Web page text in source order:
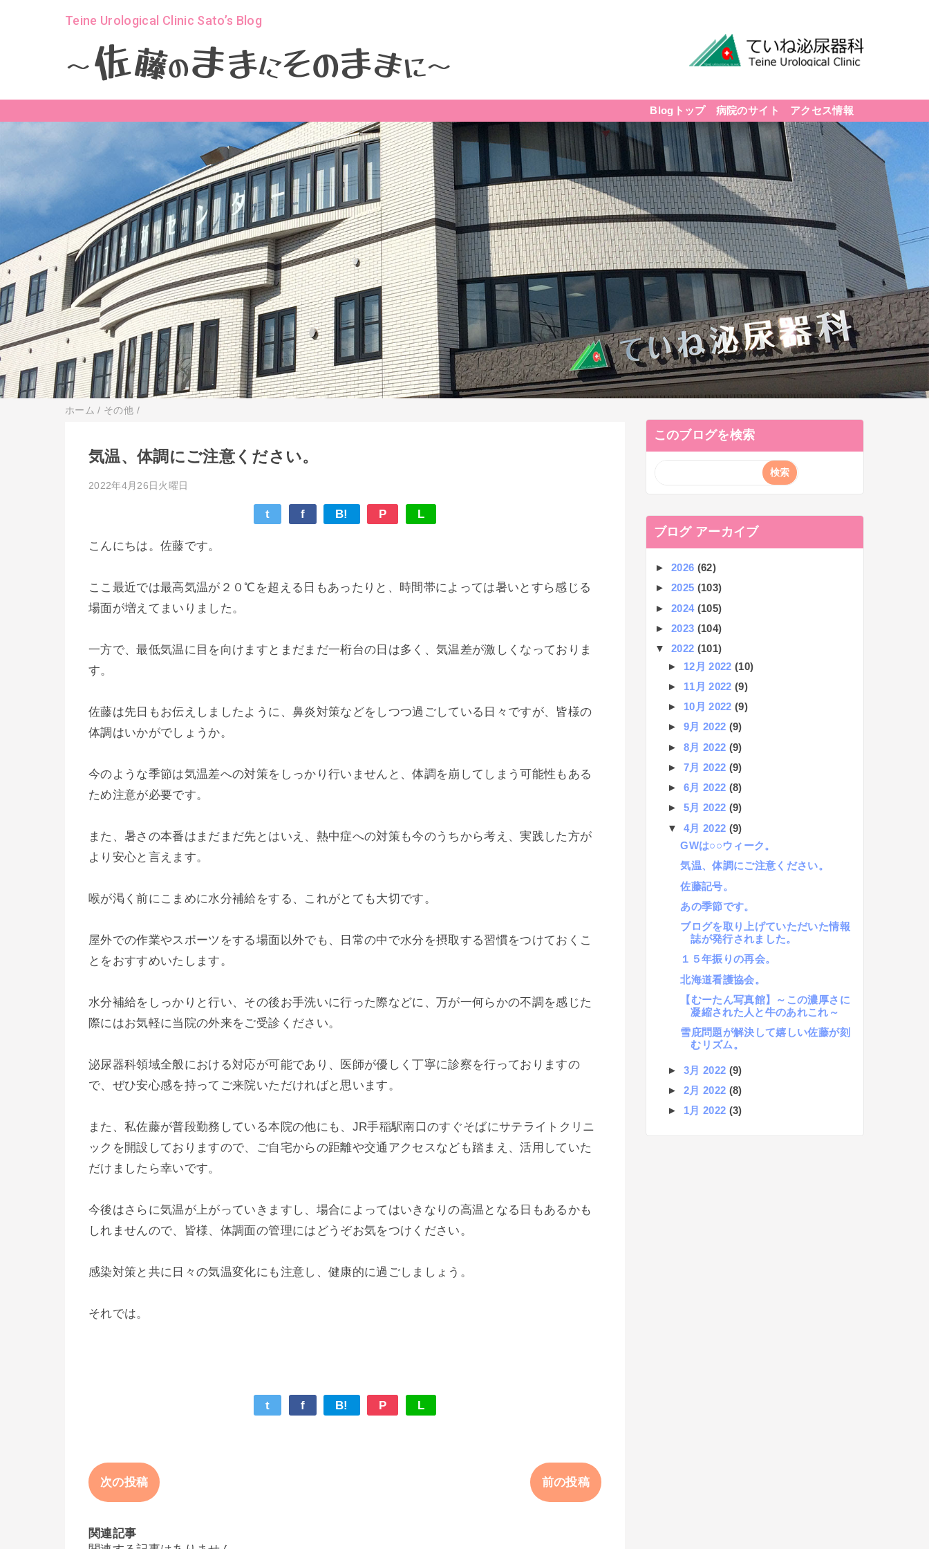
Teine Urological Clinic Sato’s Blog
～佐藤のままにそのままに～
Blogトップ 病院のサイト アクセス情報
ホーム / その他 /
気温、体調にご注意ください。
2022年4月26日火曜日
t f B! P L
こんにちは。佐藤です。
ここ最近では最高気温が２０℃を超える日もあったりと、時間帯によっては暑いとすら感じる
場面が増えてまいりました。
一方で、最低気温に目を向けますとまだまだ一桁台の日は多く、気温差が激しくなっておりま
す。
佐藤は先日もお伝えしましたように、鼻炎対策などをしつつ過ごしている日々ですが、皆様の
体調はいかがでしょうか。
今のような季節は気温差への対策をしっかり行いませんと、体調を崩してしまう可能性もある
ため注意が必要です。
また、暑さの本番はまだまだ先とはいえ、熱中症への対策も今のうちから考え、実践した方が
より安心と言えます。
喉が渇く前にこまめに水分補給をする、これがとても大切です。
屋外での作業やスポーツをする場面以外でも、日常の中で水分を摂取する習慣をつけておくこ
とをおすすめいたします。
水分補給をしっかりと行い、その後お手洗いに行った際などに、万が一何らかの不調を感じた
際にはお気軽に当院の外来をご受診ください。
泌尿器科領域全般における対応が可能であり、医師が優しく丁寧に診察を行っておりますの
で、ぜひ安心感を持ってご来院いただければと思います。
また、私佐藤が普段勤務している本院の他にも、JR手稲駅南口のすぐそばにサテライトクリニ
ックを開設しておりますので、ご自宅からの距離や交通アクセスなども踏まえ、活用していた
だけましたら幸いです。
今後はさらに気温が上がっていきますし、場合によってはいきなりの高温となる日もあるかも
しれませんので、皆様、体調面の管理にはどうぞお気をつけください。
感染対策と共に日々の気温変化にも注意し、健康的に過ごしましょう。
それでは。
t f B! P L
次の投稿 前の投稿
関連記事
このブログを検索
ブログ アーカイブ
► 2026 (62)
► 2025 (103)
► 2024 (105)
► 2023 (104)
▼ 2022 (101)
► 12月 2022 (10)
► 11月 2022 (9)
► 10月 2022 (9)
► 9月 2022 (9)
► 8月 2022 (9)
► 7月 2022 (9)
► 6月 2022 (8)
► 5月 2022 (9)
▼ 4月 2022 (9)
GWは○○ウィーク。
気温、体調にご注意ください。
佐藤記号。
あの季節です。
ブログを取り上げていただいた情報
誌が発行されました。
１５年振りの再会。
北海道看護協会。
【むーたん写真館】～この濃厚さに
凝縮された人と牛のあれこれ～
雪庇問題が解決して嬉しい佐藤が刻
むリズム。
► 3月 2022 (9)
► 2月 2022 (8)
► 1月 2022 (3)